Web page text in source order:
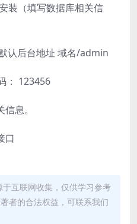
（填写数据库相关信
认后台地址 域名/admin
： 123456
息。
口
互联网收集，仅供学习参考
者的合法权益，可联系我们